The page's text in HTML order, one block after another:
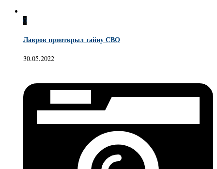
0
Лавров приоткрыл тайну СВО
30.05.2022